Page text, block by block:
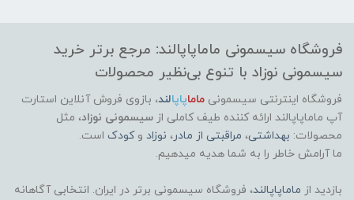
فروشگاه سیسمونی ماماپاپالند: مرجع برتر خرید
سیسمونی نوزاد با تنوع بی‌نظیر محصولات
فروشگاه اینترنتی سیسمونی ماماپاپالند، بازوی فروش آنلاین استارت
آپ ماماپاپالند ارائه کننده طیف کاملی از سیسمونی نوزاد، مثل
محصولات: بهداشتی، مراقبتی از مادر، نوزاد وکودک است.
ما آرامش خاطر را به شما هدیه میدهیم.
بازدید از ماماپاپالند، فروشگاه سیسمونی برتر در ایران. انتخابی آگاهانه